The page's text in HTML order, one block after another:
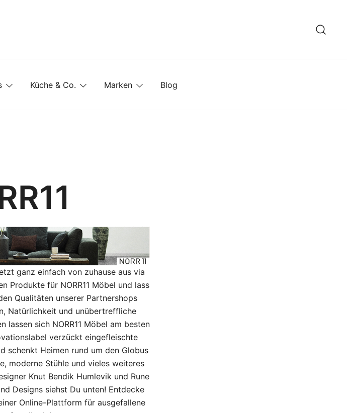
Küche & Co. Marken Blog
ganz einfach von zuhause aus via
Produkte für NORR11 Möbel und lass
Qualitäten unserer Partnershops
Natürlichkeit und unübertreffliche
lassen sich NORR11 Möbel am besten
verzückt eingefleischte
schenkt Heimen rund um den Globus
, moderne Stühleund vieles weiteres
Knut Bendik Humlevik und Rune
Designs siehst Du unten! Entdecke
Online-Plattform für ausgefallene